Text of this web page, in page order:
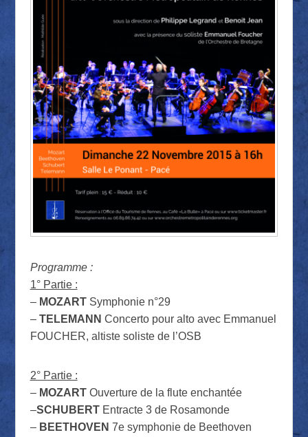
Programme :
1° Partie :
– MOZARTSymphonie n°29
– TELEMANN Concerto pour alto avec Emmanuel
FOUCHER, altiste soliste de l’OSB
2° Partie :
– MOZARTOuverture de la flute enchantée
–SCHUBERTEntracte 3 de Rosamonde
– BEETHOVEN 7e symphonie de Beethoven